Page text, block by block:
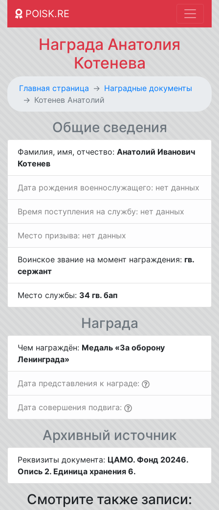
POISK.RE
Награда Анатолия
Котенева
Главная страница
Наградные документы
Котенев Анатолий
Общие сведения
Фамилия, имя, отчество: Анатолий Иванович
Котенев
Дата рождения военнослужащего: нет данных
Время поступления на службу: нет данных
Место призыва: нет данных
Воинское звание на момент награждения: гв.
сержант
Место службы: 34 гв. бап
Награда
Чем награждён: Медаль «За оборону
Ленинграда»
Дата представления к награде:
Дата совершения подвига:
Архивный источник
Реквизиты документа: ЦАМО. Фонд 20246.
Опись 2. Единица хранения 6.
Смотрите также записи: